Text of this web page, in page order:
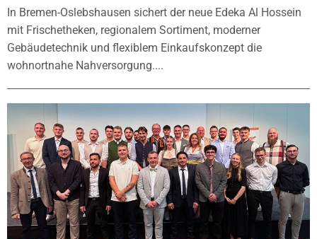
In Bremen-Oslebshausen sichert der neue Edeka Al Hossein
mit Frischetheken, regionalem Sortiment, moderner
Gebäudetechnik und flexiblem Einkaufskonzept die
wohnortnahe Nahversorgung....